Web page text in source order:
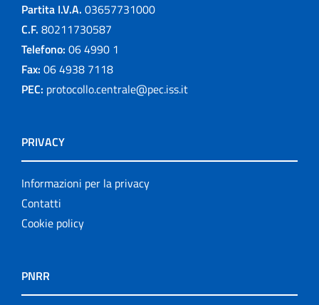
Partita I.V.A. 03657731000
C.F. 80211730587
Telefono: 06 4990 1
Fax: 06 4938 7118
PEC: protocollo.centrale@pec.iss.it
PRIVACY
Informazioni per la privacy
Contatti
Cookie policy
PNRR